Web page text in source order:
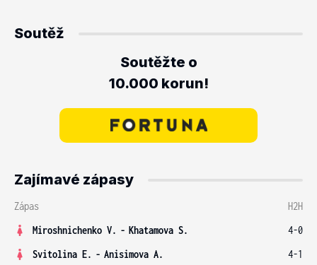
Soutěž
Soutěžte o
10.000 korun!
Zajímavé zápasy
Zápas
H2H
Miroshnichenko V. - Khatamova S.
4-0
Svitolina E. - Anisimova A.
4-1